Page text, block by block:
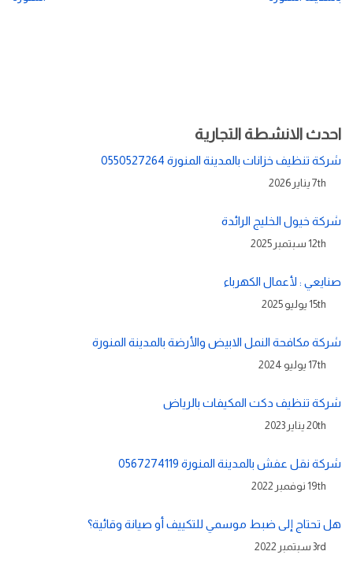
احدث الانشطة التجارية
شركة تنظيف خزانات بالمدينة المنورة 0550527264
7th يناير 2026
شركة خيول الخليج الرائدة
12th سبتمبر 2025
صنايعي : لأعمال الكهرباء
15th يوليو 2025
شركة مكافحة النمل الابيض والأرضة بالمدينة المنورة
17th يوليو 2024
شركة تنظيف دكت المكيفات بالرياض
20th يناير 2023
شركة نقل عفش بالمدينة المنورة 0567274119
19th نوفمبر 2022
هل تحتاج إلى ضبط موسمي للتكييف أو صيانة وقائية؟
3rd سبتمبر 2022